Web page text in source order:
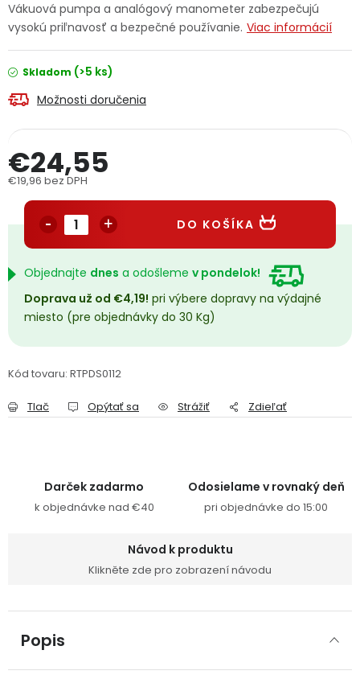
Kontakty
Reklamačný formulár
Obchodné podmienky
Podmienky ochrany osobných údajov
Přihlášení Registrace
Vákuová pumpa a analógový manometer zabezpečujú
vysokú priľnavosť a bezpečné používanie. Viac informácií
Skladom (>5 ks)
Možnosti doručenia
€24,55
€19,96 bez DPH
DO KOŠÍKA
Objednajte dnes a odošleme v pondelok!
Doprava už od €4,19! pri výbere dopravy na výdajné
miesto (pre objednávky do 30 Kg)
Kód tovaru: RTPDS0112
Tlač Opýtať sa Strážiť Zdieľať
Darček zadarmo
k objednávke nad €40
Odosielame v rovnaký deň
pri objednávke do 15:00
Návod k produktu
Klikněte zde pro zobrazení návodu
Popis